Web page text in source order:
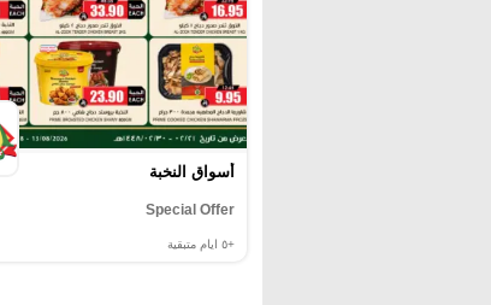
أسواق النخبة
Special Offer
+٥ ايام متبقية